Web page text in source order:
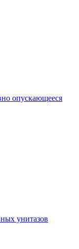
опускающееся
унитазов